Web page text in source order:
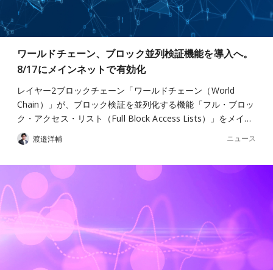
ワールドチェーン、ブロック並列検証機能を導入へ。
8/17にメインネットで有効化
レイヤー2ブロックチェーン「ワールドチェーン（World
Chain）」が、ブロック検証を並列化する機能「フル・ブロッ
ク・アクセス・リスト（Full Block Access Lists）」をメイ…
渡邉洋輔 ニュース